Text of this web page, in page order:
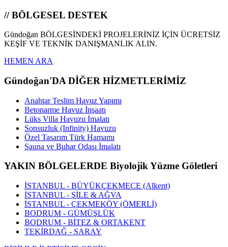
// BÖLGESEL DESTEK
Gündoğan BÖLGESİNDEKİ PROJELERİNİZ İÇİN ÜCRETSİZ
KEŞİF VE TEKNİK DANIŞMANLIK ALIN.
HEMEN ARA
Gündoğan'DA DİĞER HİZMETLERİMİZ
Anahtar Teslim Havuz Yapımı
Betonarme Havuz İnşaatı
Lüks Villa Havuzu İmalatı
Sonsuzluk (Infinity) Havuzu
Özel Tasarım Türk Hamamı
Sauna ve Buhar Odası İmalatı
YAKIN BÖLGELERDE Biyolojik Yüzme Göletleri
İSTANBUL - BÜYÜKÇEKMECE (Alkent)
İSTANBUL - ŞİLE & AĞVA
İSTANBUL - ÇEKMEKÖY (ÖMERLİ)
BODRUM - GÜMÜŞLÜK
BODRUM - BİTEZ & ORTAKENT
TEKİRDAĞ - SARAY